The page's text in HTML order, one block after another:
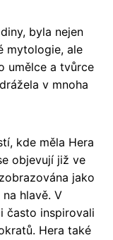
byla nejen
mytologie, ale
umělce a tvůrce
v mnoha
kde měla Hera
objevují již ve
jako
hlavě. V
často inspirovali
Hera také